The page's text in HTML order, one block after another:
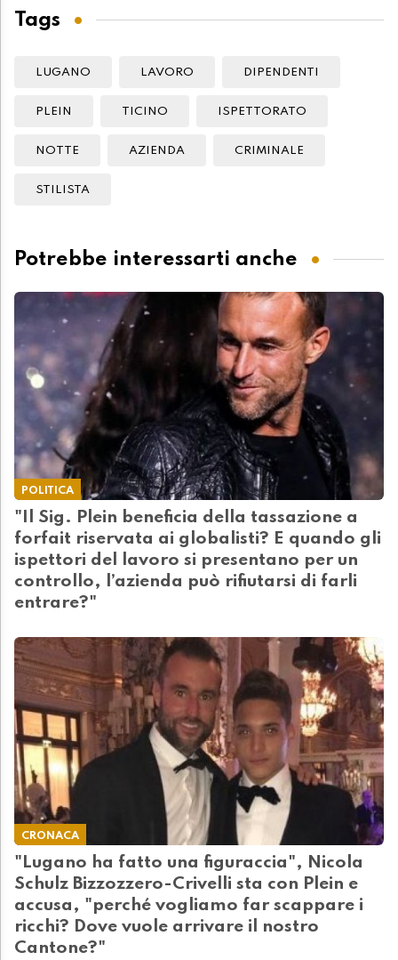
Tags
LUGANO LAVORO DIPENDENTI
PLEIN TICINO ISPETTORATO
NOTTE AZIENDA CRIMINALE
STILISTA
Potrebbe interessarti anche
POLITICA
"Il Sig. Plein beneficia della tassazione a
forfait riservata ai globalisti? E quando gli
ispettori del lavoro si presentano per un
controllo, l’azienda può rifiutarsi di farli
entrare?"
CRONACA
"Lugano ha fatto una figuraccia", Nicola
Schulz Bizzozzero-Crivelli sta con Plein e
accusa, "perché vogliamo far scappare i
ricchi? Dove vuole arrivare il nostro
Cantone?"